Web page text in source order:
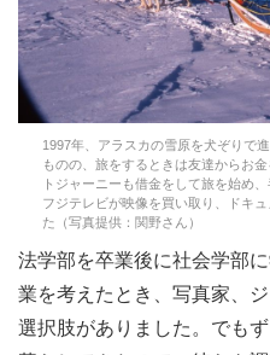
1997年、アラスカの雪原を犬ぞりで
ものの、旅をするときは友達からお
トジャーニーも借金をして旅を始め
フジテレビが映像を買い取り、ドキ
た（写真提供：関野さん）
法学部を卒業後に社会学部
業を考えたとき、写真家、
選択肢がありました。でも